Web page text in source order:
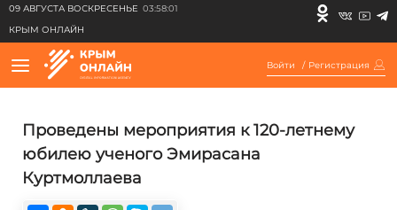
09 АВГУСТА ВОСКРЕСЕНЬЕ 03:58:01
КРЫМ ОНЛАЙН
Войти / Регистрация
Проведены мероприятия к 120-летнему
юбилею ученого Эмирасана
Куртмоллаева